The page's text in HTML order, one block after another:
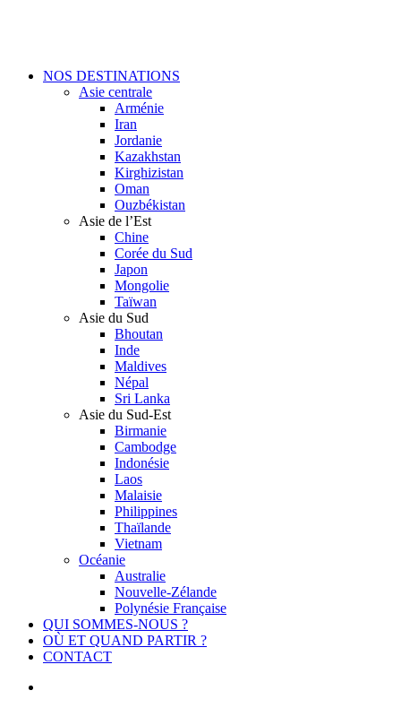
Menu
NOS DESTINATIONS
Asie centrale
Arménie
Iran
Jordanie
Kazakhstan
Kirghizistan
Oman
Ouzbékistan
Asie de l’Est
Chine
Corée du Sud
Japon
Mongolie
Taïwan
Asie du Sud
Bhoutan
Inde
Maldives
Népal
Sri Lanka
Asie du Sud-Est
Birmanie
Cambodge
Indonésie
Laos
Malaisie
Philippines
Thaïlande
Vietnam
Océanie
Australie
Nouvelle-Zélande
Polynésie Française
QUI SOMMES-NOUS ?
OÙ ET QUAND PARTIR ?
CONTACT